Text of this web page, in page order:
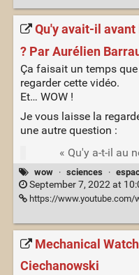
Qu'y avait-il avant
? Par Aurélien
Ça faisait un temps
regarder cette vidéo.
Et… WOW !
Je vous laisse la
une autre question :
« Qu'y a-t-il au
wow · sciences ·
September 7, 2022 at
https://www.youtube.com/
Mechanical
Ciechanowski